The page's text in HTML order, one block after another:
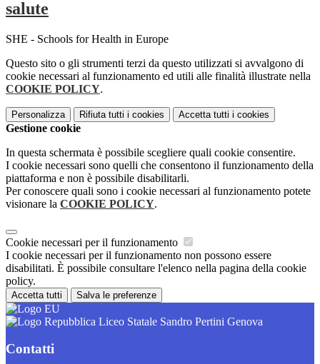
salute
SHE - Schools for Health in Europe
Questo sito o gli strumenti terzi da questo utilizzati si avvalgono di
cookie necessari al funzionamento ed utili alle finalità illustrate nella
COOKIE POLICY.
Personalizza Rifiuta tutti i cookies Accetta tutti i cookies
Gestione cookie
In questa schermata è possibile scegliere quali cookie consentire.
I cookie necessari sono quelli che consentono il funzionamento della
piattaforma e non è possibile disabilitarli.
Per conoscere quali sono i cookie necessari al funzionamento potete
visionare la COOKIE POLICY.
Cookie necessari per il funzionamento
I cookie necessari per il funzionamento non possono essere
disabilitati. È possibile consultare l'elenco nella pagina della cookie
policy.
Accetta tutti Salva le preferenze
Liceo Statale Sandro Pertini Genova
Contatti